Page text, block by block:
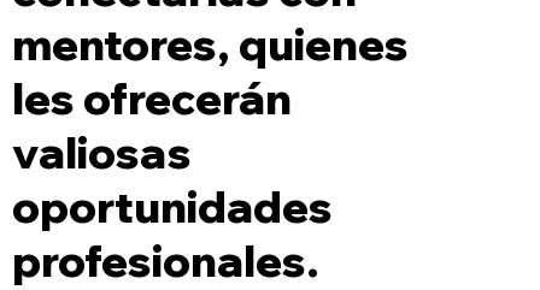
mentores, quienes
les ofrecerán
valiosas
oportunidades
profesionales.